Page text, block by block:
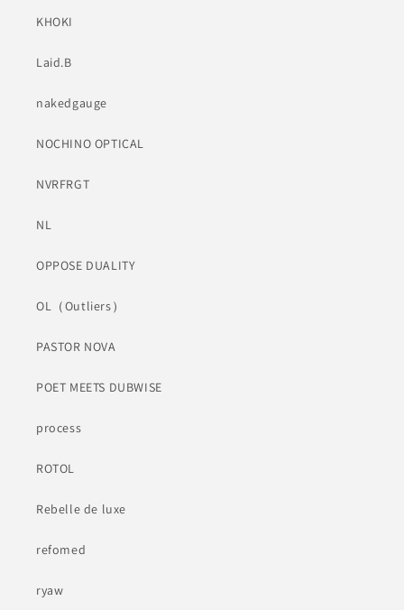
KHOKI
Laid.B
nakedgauge
NOCHINO OPTICAL
NVRFRGT
NL
OPPOSE DUALITY
OL（Outliers）
PASTOR NOVA
POET MEETS DUBWISE
process
ROTOL
Rebelle de luxe
refomed
ryaw